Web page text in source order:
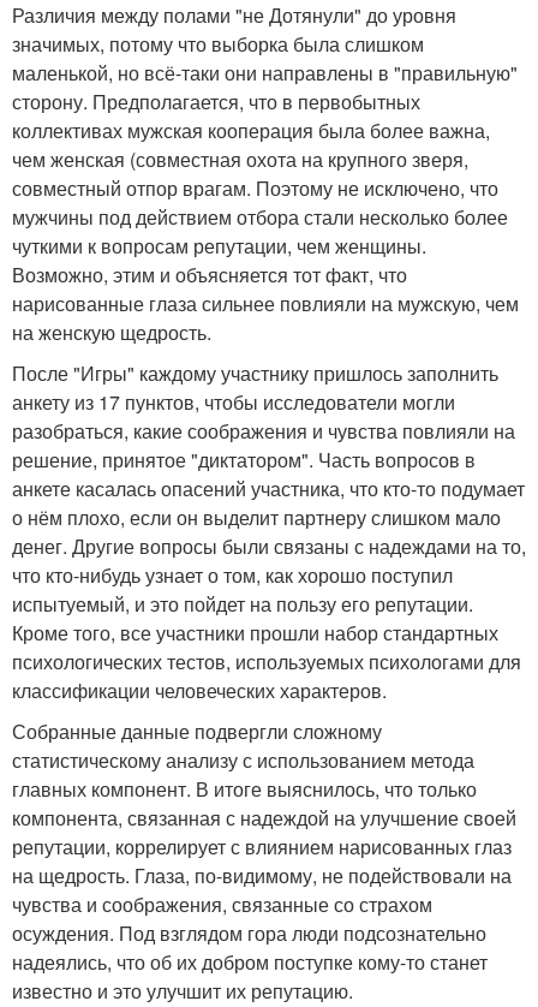
Различия между полами "не Дотянули" до уровня
значимых, потому что выборка была слишком
маленькой, но всё-таки они направлены в "правильную"
сторону. Предполагается, что в первобытных
коллективах мужская кооперация была более важна,
чем женская (совместная охота на крупного зверя,
совместный отпор врагам. Поэтому не исключено, что
мужчины под действием отбора стали несколько более
чуткими к вопросам репутации, чем женщины.
Возможно, этим и объясняется тот факт, что
нарисованные глаза сильнее повлияли на мужскую, чем
на женскую щедрость.
После "Игры" каждому участнику пришлось заполнить
анкету из 17 пунктов, чтобы исследователи могли
разобраться, какие соображения и чувства повлияли на
решение, принятое "диктатором". Часть вопросов в
анкете касалась опасений участника, что кто-то подумает
о нём плохо, если он выделит партнеру слишком мало
денег. Другие вопросы были связаны с надеждами на то,
что кто-нибудь узнает о том, как хорошо поступил
испытуемый, и это пойдет на пользу его репутации.
Кроме того, все участники прошли набор стандартных
психологических тестов, используемых психологами для
классификации человеческих характеров.
Собранные данные подвергли сложному
статистическому анализу с использованием метода
главных компонент. В итоге выяснилось, что только
компонента, связанная с надеждой на улучшение своей
репутации, коррелирует с влиянием нарисованных глаз
на щедрость. Глаза, по-видимому, не подействовали на
чувства и соображения, связанные со страхом
осуждения. Под взглядом гора люди подсознательно
надеялись, что об их добром поступке кому-то станет
известно и это улучшит их репутацию.